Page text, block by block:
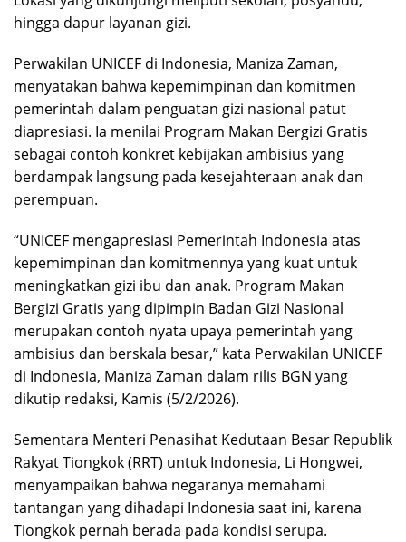
hingga dapur layanan gizi.
Perwakilan UNICEF di Indonesia, Maniza Zaman,
menyatakan bahwa kepemimpinan dan komitmen
pemerintah dalam penguatan gizi nasional patut
diapresiasi. Ia menilai Program Makan Bergizi Gratis
sebagai contoh konkret kebijakan ambisius yang
berdampak langsung pada kesejahteraan anak dan
perempuan.
“UNICEF mengapresiasi Pemerintah Indonesia atas
kepemimpinan dan komitmennya yang kuat untuk
meningkatkan gizi ibu dan anak. Program Makan
Bergizi Gratis yang dipimpin Badan Gizi Nasional
merupakan contoh nyata upaya pemerintah yang
ambisius dan berskala besar,” kata Perwakilan UNICEF
di Indonesia, Maniza Zaman dalam rilis BGN yang
dikutip redaksi, Kamis (5/2/2026).
Sementara Menteri Penasihat Kedutaan Besar Republik
Rakyat Tiongkok (RRT) untuk Indonesia, Li Hongwei,
menyampaikan bahwa negaranya memahami
tantangan yang dihadapi Indonesia saat ini, karena
Tiongkok pernah berada pada kondisi serupa.